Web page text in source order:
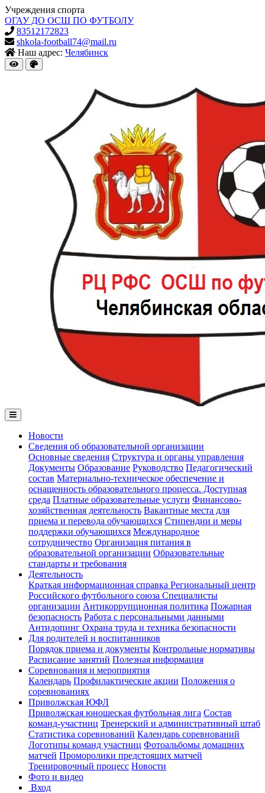
Учреждения спорта
ОГАУ ДО ОСШ ПО ФУТБОЛУ
83512172823
shkola-football74@mail.ru
Наш адрес: Челябинск
Новости
Сведения об образовательной организации
Основные сведения Структура и органы управления
Документы Образование Руководство Педагогический
состав Материально-техническое обеспечение и
оснащенность образовательного процесса. Доступная
среда Платные образовательные услуги Финансово-
хозяйственная деятельность Вакантные места для
приема и перевода обучающихся Стипендии и меры
поддержки обучающихся Международное
сотрудничество Организация питания в
образовательной организации Образовательные
стандарты и требования
Деятельность
Краткая информационная справка Региональный центр
Российского футбольного союза Специалисты
организации Антикоррупционная политика Пожарная
безопасность Работа с персональными данными
Антидопинг Охрана труда и техника безопасности
Для родителей и воспитанников
Порядок приема и документы Контрольные нормативы
Расписание занятий Полезная информация
Соревнования и мероприятия
Календарь Профилактические акции Положения о
соревнованиях
Приволжская ЮФЛ
Приволжская юношеская футбольная лига Состав
команд-участниц Тренерский и административный штаб
Статистика соревнований Календарь соревнований
Логотипы команд участниц Фотоальбомы домашних
матчей Проморолики предстоящих матчей
Тренировочный процесс Новости
Фото и видео
Вход